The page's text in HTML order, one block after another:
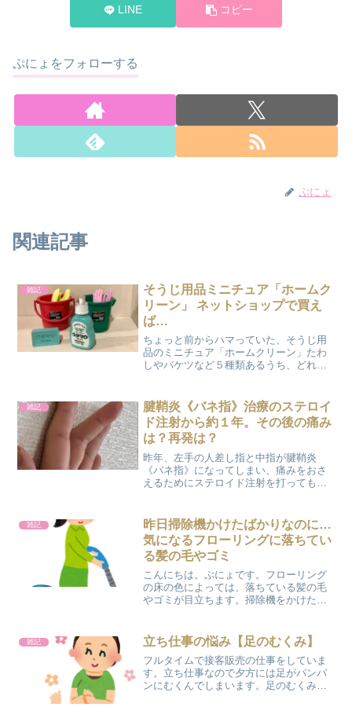
LINE コピー
ぷにょをフォローする
ぷにょ
関連記事
雑記
そうじ用品ミニチュア「ホームク
リーン」 ネットショップで買え
ば…
ちょっと前からハマっていた、そうじ用
品のミニチュア「ホームクリーン」たわ
しやバケツなど５種類あるうち、どれか
出ているらしい･･･）ウタマロ石けん好き
な私は、どうしても『...
雑記
腱鞘炎《バネ指》治療のステロイ
ド注射から約１年。その後の痛み
は？再発は？
昨年、左手の人差し指と中指が腱鞘炎
《バネ指》になってしまい、痛みをおさ
えるためにステロイド注射を打ってもら
と痛みがあり、中指は完全な《バネ指》
で朝になると指が曲がって...
雑記
昨日掃除機かけたばかりなのに…
気になるフローリングに落ちてい
る髪の毛やゴミ
こんにちは。ぷにょです。フローリング
の床の色によっては、落ちている髪の毛
やゴミが目立ちます。掃除機をかけたば
た時は、また掃除機をかけますか？フロ
ーリングワイパーしますか...
雑記 立ち仕事の悩み【足のむくみ】
フルタイムで接客販売の仕事をしていま
す。立ち仕事なので夕方には足がパンパ
ンにむくんでしまいます。足のむくみで